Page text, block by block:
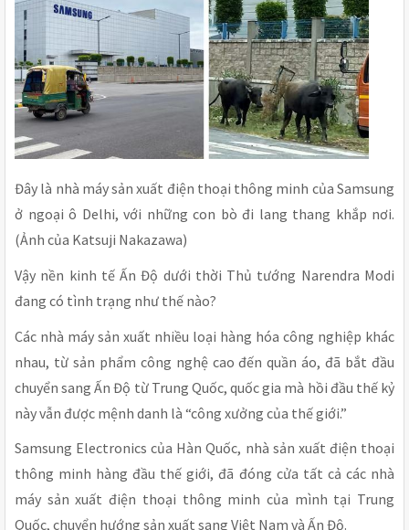
Đây là nhà máy sản xuất điện thoại thông minh của Samsung
ở ngoại ô Delhi, với những con bò đi lang thang khắp nơi.
(Ảnh của Katsuji Nakazawa)
Vậy nền kinh tế Ấn Độ dưới thời Thủ tướng Narendra Modi
đang có tình trạng như thế nào?
Các nhà máy sản xuất nhiều loại hàng hóa công nghiệp khác
nhau, từ sản phẩm công nghệ cao đến quần áo, đã bắt đầu
chuyển sang Ấn Độ từ Trung Quốc, quốc gia mà hồi đầu thế kỷ
này vẫn được mệnh danh là “công xưởng của thế giới.”
Samsung Electronics của Hàn Quốc, nhà sản xuất điện thoại
thông minh hàng đầu thế giới, đã đóng cửa tất cả các nhà
máy sản xuất điện thoại thông minh của mình tại Trung
Quốc, chuyển hướng sản xuất sang Việt Nam và Ấn Độ.